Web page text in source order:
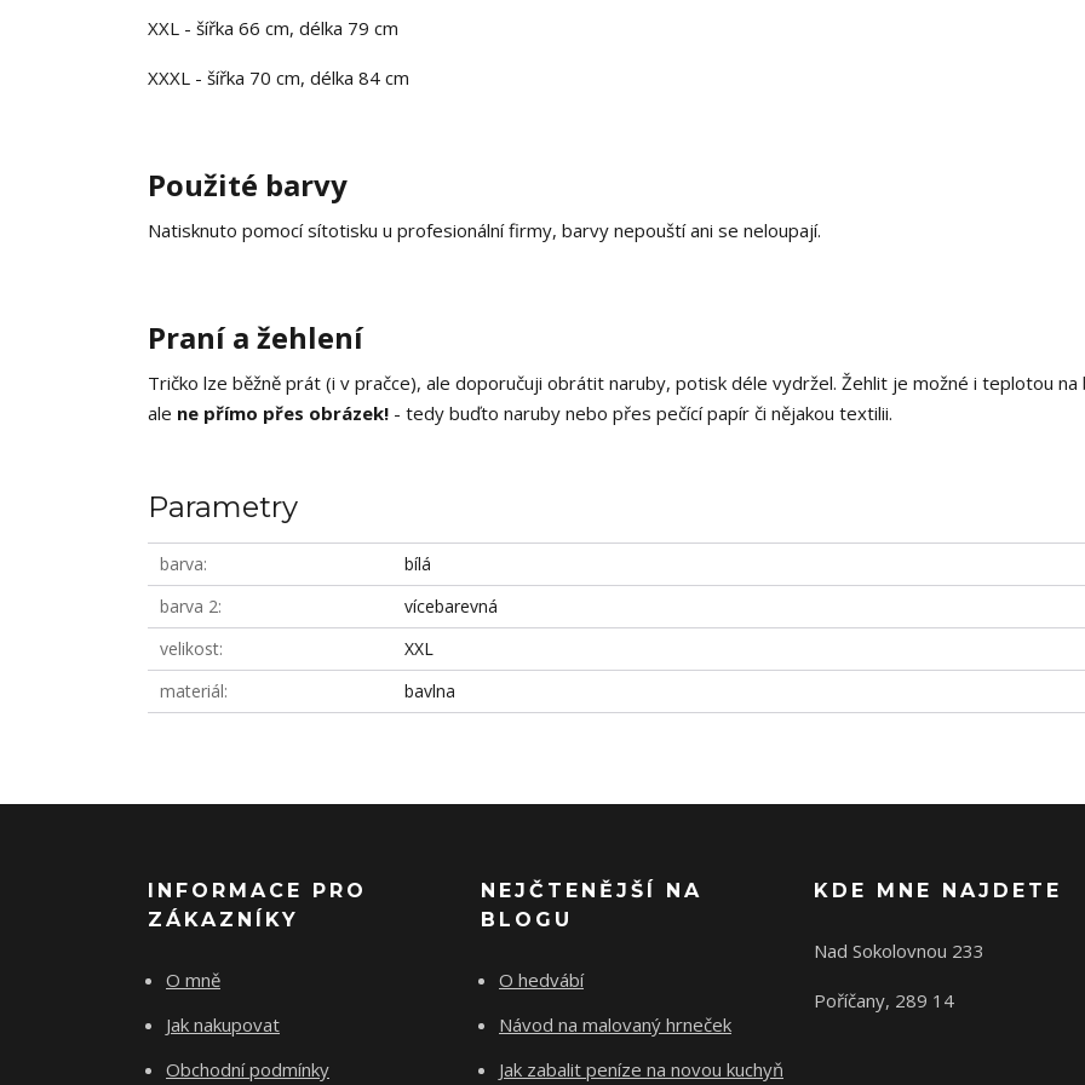
XXL - šířka 66 cm, délka 79 cm
XXXL - šířka 70 cm, délka 84 cm
Použité barvy
Natisknuto pomocí sítotisku u profesionální firmy, barvy nepouští ani se neloupají.
Praní a žehlení
Tričko lze běžně prát (i v pračce), ale doporučuji obrátit naruby, potisk déle vydržel. Žehlit je možné i teplotou na
ale ne přímo přes obrázek! - tedy buďto naruby nebo přes pečící papír či nějakou textilii.
Parametry
barva
bílá
barva 2
vícebarevná
velikost
XXL
materiál
bavlna
INFORMACE PRO
ZÁKAZNÍKY
O mně
Jak nakupovat
Obchodní podmínky
NEJČTENĚJŠÍ NA
BLOGU
O hedvábí
Návod na malovaný hrneček
Jak zabalit peníze na novou kuchyň
KDE MNE NAJDETE
Nad Sokolovnou 233
Poříčany, 289 14